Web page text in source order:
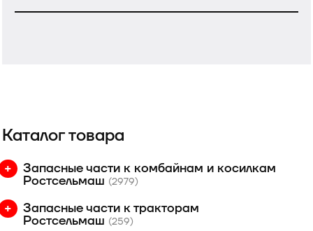
Каталог товара
Запасные части к комбайнам и косилкам
Ростсельмаш (2979)
Запасные части к тракторам
Ростсельмаш (259)